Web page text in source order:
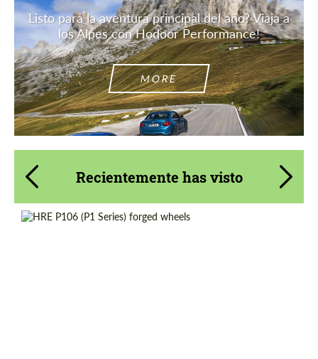
Listo para la aventura principal del año? Viaja a
los Alpes con Hodoor Performance!
MORE
Recientemente has visto